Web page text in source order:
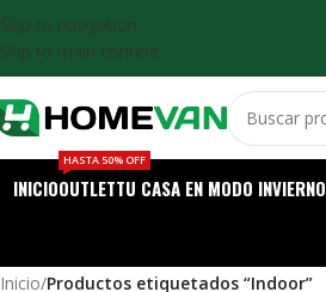
Skip to navigation
Skip to main content
INICIOOUTLET
HASTA 50% OFF
TU CASA EN MODO INVIERNO
Inicio/Productos etiquetados “Indoor”